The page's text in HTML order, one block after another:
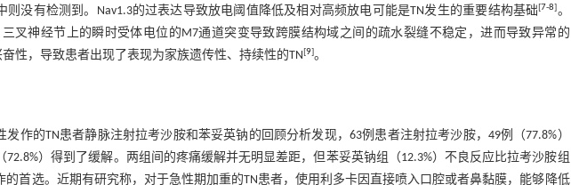
则没有检测到。Nav1.3的过表达导致放电阈值降低及相对高频放电可能是TN发生的重要结构基础[7-8]。
叉神经节上的瞬时受体电位的M7通道突变导致跨膜结构域之间的疏水裂缝不稳定，进而导致异常的
性，导致患者出现了表现为家族遗传性、持续性的TN[9]。
发作的TN患者静脉注射拉考沙胺和苯妥英钠的回顾分析发现，63例患者注射拉考沙胺，49例（77.8%）
）得到了缓解。两组间的疼痛缓解并无明显差距，但苯妥英钠组（12.3%）不良反应比拉考沙胺组
的首选。近期有研究称，对于急性期加重的TN患者，使用利多卡因直接喷入口腔或者鼻黏膜，能够降低